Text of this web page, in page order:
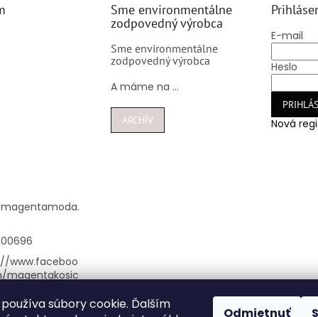
súbory cookie. Ďalším
Odmietnuť
Sme environmentálne
zodpovedný výrobca
Sme environmentálne
zodpovedný výrobca
A máme na ...
ARCHÍV
E-mail
Heslo
Nová
magentamoda.
www.faceboo
magentakosic